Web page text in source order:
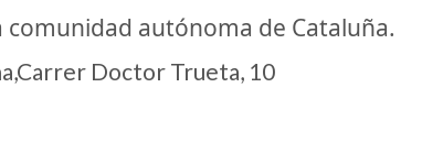
autónoma de Cataluña.
Doctor Trueta, 10